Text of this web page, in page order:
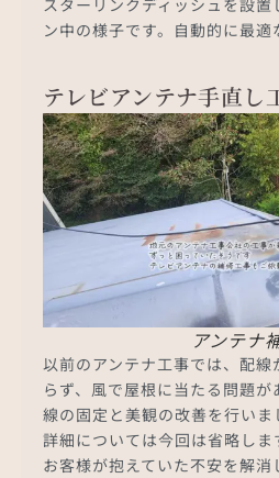
スターリンクディッシュを設置
ン中の様子です。自動的に最適
テレビアンテナ手直し
アンテナ
以前のアンテナ工事では、配線
らず、風で屋根に当たる問題
線の固定と美観の改善を行いま
詳細については今回は省略しま
お客様が抱えていた不安を解